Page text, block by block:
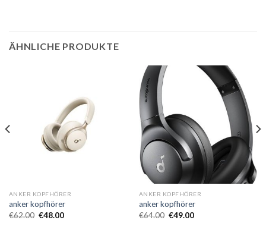
ÄHNLICHE PRODUKTE
ANKER KOPFHÖRER
anker kopfhörer
€62.00 €48.00
ANKER KOPFHÖRER
anker kopfhörer
€64.00 €49.00